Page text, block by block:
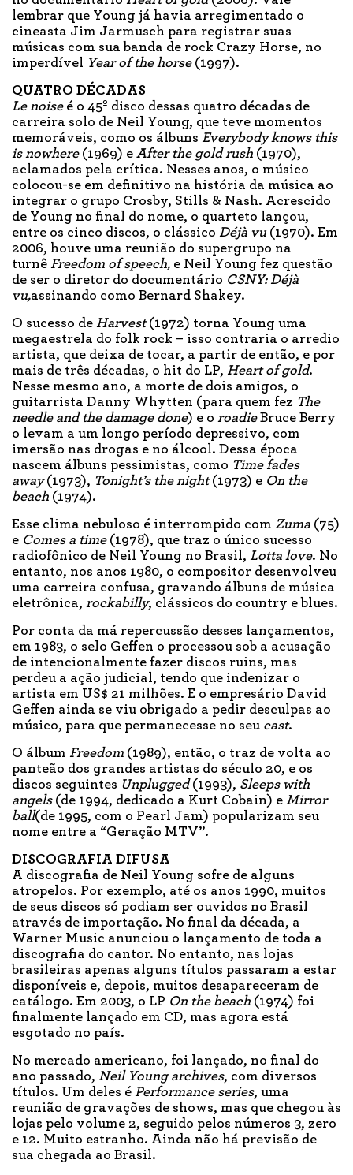
lembrar que Young já havia arregimentado o
cineasta Jim Jarmusch para registrar suas
músicas com sua banda de rock Crazy Horse, no
imperdível Year of the horse(1997).
QUATRO DÉCADAS
Le noiseé o 45º disco dessas quatro décadas de
carreira solo de Neil Young, que teve momentos
memoráveis, como os álbuns Everybody knows this
is nowhere(1969) e After the gold rush (1970),
aclamados pela crítica. Nesses anos, o músico
colocou-se em definitivo na história da música ao
integrar o grupo Crosby, Stills & Nash. Acrescido
de Young no final do nome, o quarteto lançou,
entre os cinco discos, o clássico Déjà vu (1970). Em
2006, houve uma reunião do supergrupo na
turnê Freedom of speech, e Neil Young fez questão
de ser o diretor do documentário CSNY: Déjà
vu,assinando como Bernard Shakey.
O sucesso de Harvest(1972) torna Young uma
megaestrela do folk rock – isso contraria o arredio
artista, que deixa de tocar, a partir de então, e por
mais de três décadas, o hit do LP, Heart of gold.
Nesse mesmo ano, a morte de dois amigos, o
guitarrista Danny Whytten (para quem fez The
needle and the damage done) e o roadieBruce Berry
o levam a um longo período depressivo, com
imersão nas drogas e no álcool. Dessa época
nascem álbuns pessimistas, como Time fades
away(1973), Tonight’s the night(1973) e On the
beach (1974).
Esse clima nebuloso é interrompido com Zuma (75)
e Comes a time(1978), que traz o único sucesso
radiofônico de Neil Young no Brasil, Lotta love. No
entanto, nos anos 1980, o compositor desenvolveu
uma carreira confusa, gravando álbuns de música
eletrônica, rockabilly, clássicos do country e blues.
Por conta da má repercussão desses lançamentos,
em 1983, o selo Geffen o processou sob a acusação
de intencionalmente fazer discos ruins, mas
perdeu a ação judicial, tendo que indenizar o
artista em US$ 21 milhões. E o empresário David
Geffen ainda se viu obrigado a pedir desculpas ao
músico, para que permanecesse no seu cast.
O álbum Freedom (1989), então, o traz de volta ao
panteão dos grandes artistas do século 20, e os
discos seguintes Unplugged (1993), Sleeps with
angels(de 1994, dedicado a Kurt Cobain) e Mirror
ball(de 1995, com o Pearl Jam) popularizam seu
nome entre a “Geração MTV”.
DISCOGRAFIA DIFUSA
A discografia de Neil Young sofre de alguns
atropelos. Por exemplo, até os anos 1990, muitos
de seus discos só podiam ser ouvidos no Brasil
através de importação. No final da década, a
Warner Music anunciou o lançamento de toda a
discografia do cantor. No entanto, nas lojas
brasileiras apenas alguns títulos passaram a estar
disponíveis e, depois, muitos desapareceram de
catálogo. Em 2003, o LP On the beach (1974) foi
finalmente lançado em CD, mas agora está
esgotado no país.
No mercado americano, foi lançado, no final do
ano passado, Neil Young archives, com diversos
títulos. Um deles é Performance series, uma
reunião de gravações de shows, mas que chegou às
lojas pelo volume 2, seguido pelos números 3, zero
e 12. Muito estranho. Ainda não há previsão de
sua chegada ao Brasil.